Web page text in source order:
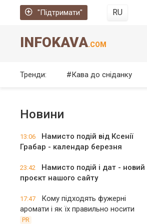
"Підтримати" RU
INFOKAVA.COM
Тренди: Кава до сніданку
Новини
13:06
Намисто подій від Ксенії
Грабар - календар березня
23:42
Намисто подій і дат - новий
проєкт нашого сайту
17:47
Кому підходять фужерні
аромати і як їх правильно носити
PR